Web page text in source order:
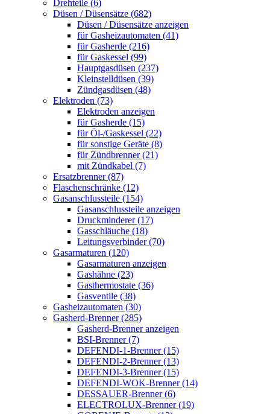
Drehteile (6)
Düsen / Düsensätze (682)
Düsen / Düsensätze anzeigen
für Gasheizautomaten (41)
für Gasherde (216)
für Gaskessel (99)
Hauptgasdüsen (237)
Kleinstelldüsen (39)
Zündgasdüsen (48)
Elektroden (73)
Elektroden anzeigen
für Gasherde (15)
für Öl-/Gaskessel (22)
für sonstige Geräte (8)
für Zündbrenner (21)
mit Zündkabel (7)
Ersatzbrenner (87)
Flaschenschränke (12)
Gasanschlussteile (154)
Gasanschlussteile anzeigen
Druckminderer (17)
Gasschläuche (18)
Leitungsverbinder (70)
Gasarmaturen (120)
Gasarmaturen anzeigen
Gashähne (23)
Gasthermostate (36)
Gasventile (38)
Gasheizautomaten (30)
Gasherd-Brenner (285)
Gasherd-Brenner anzeigen
BSI-Brenner (7)
DEFENDI-1-Brenner (15)
DEFENDI-2-Brenner (13)
DEFENDI-3-Brenner (15)
DEFENDI-WOK-Brenner (14)
DESSAUER-Brenner (6)
ELECTROLUX-Brenner (19)